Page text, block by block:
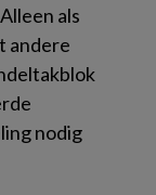
als
andere
nodig